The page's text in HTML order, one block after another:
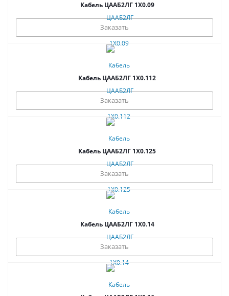
Кабель ЦААБ2ЛГ 1Х0.09
Заказать
Кабель ЦААБ2ЛГ 1Х0.112
Заказать
Кабель ЦААБ2ЛГ 1Х0.125
Заказать
Кабель ЦААБ2ЛГ 1Х0.14
Заказать